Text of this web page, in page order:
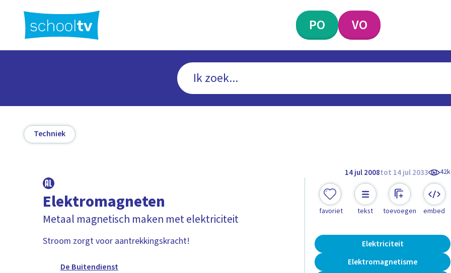
hoofdinhoud
PO VO
Techniek
14 jul 2008tot 14 jul 2033 42k
Elektromagneten
Metaal magnetisch maken met elektriciteit
Stroom zorgt voor aantrekkingskracht!
De Buitendienst
favoriet tekst toevoegen embed
Elektriciteit
Elektromagnetisme